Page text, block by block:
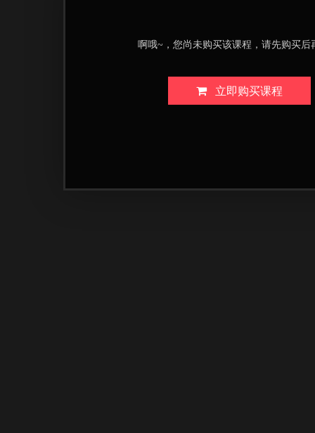
啊哦~，您尚未购买该课程，请先购买后
立即购买课程